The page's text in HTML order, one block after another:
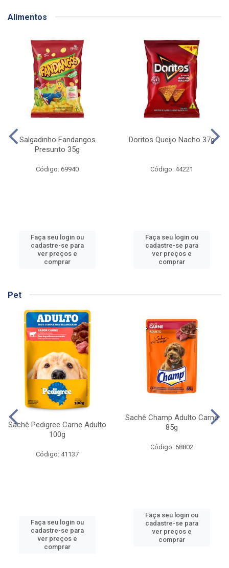
Alimentos
Salgadinho Fandangos
Presunto 35g
Código: 69940
Faça seu login ou
cadastre-se para
ver preços e
comprar
Doritos Queijo Nacho 37g
Código: 44221
Faça seu login ou
cadastre-se para
ver preços e
comprar
Pet
Sachê Pedigree Carne Adulto
100g
Código: 41137
Faça seu login ou
cadastre-se para
ver preços e
comprar
Sachê Champ Adulto Carne
85g
Código: 68802
Faça seu login ou
cadastre-se para
ver preços e
comprar